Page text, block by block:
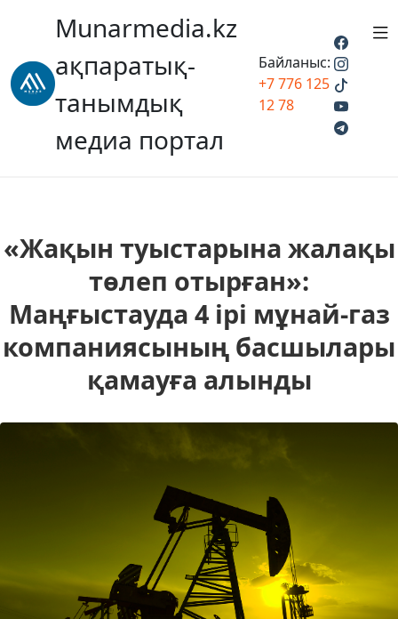
Munarmedia.kz
ақпаратық-
танымдық
медиа портал
Байланыс:
+7 776 125
12 78
«Жақын туыстарына жалақы
төлеп отырған»:
Маңғыстауда 4 ірі мұнай-газ
компаниясының басшылары
қамауға алынды